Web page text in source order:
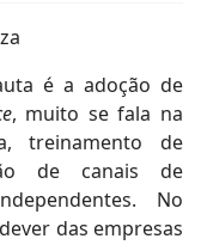
é a adoção de
, muito se fala na
treinamento de
de canais de
No
das empresas